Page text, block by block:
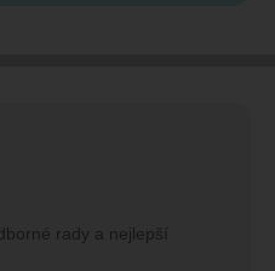
rady a nejlepší